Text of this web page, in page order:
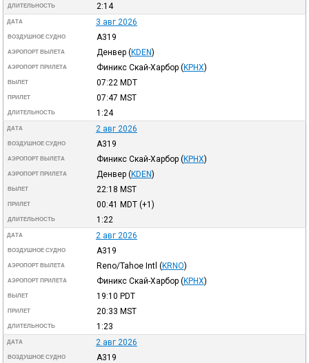
ДЛИТЕЛЬНОСТЬ 2:14
ДАТА 3 авг 2026
ВОЗДУШНОЕ СУДНО A319
АЭРОПОРТ ВЫЛЕТА Денвер (KDEN)
АЭРОПОРТ ПРИЛЕТА Финикс Скай-Харбор (KPHX)
ВЫЛЕТ 07:22 MDT
ПРИЛЕТ 07:47 MST
ДЛИТЕЛЬНОСТЬ 1:24
ДАТА 2 авг 2026
ВОЗДУШНОЕ СУДНО A319
АЭРОПОРТ ВЫЛЕТА Финикс Скай-Харбор (KPHX)
АЭРОПОРТ ПРИЛЕТА Денвер (KDEN)
ВЫЛЕТ 22:18 MST
ПРИЛЕТ 00:41 MDT(+1)
ДЛИТЕЛЬНОСТЬ 1:22
ДАТА 2 авг 2026
ВОЗДУШНОЕ СУДНО A319
АЭРОПОРТ ВЫЛЕТА Reno/Tahoe Intl (KRNO)
АЭРОПОРТ ПРИЛЕТА Финикс Скай-Харбор (KPHX)
ВЫЛЕТ 19:10 PDT
ПРИЛЕТ 20:33 MST
ДЛИТЕЛЬНОСТЬ 1:23
ДАТА 2 авг 2026
ВОЗДУШНОЕ СУДНО A319